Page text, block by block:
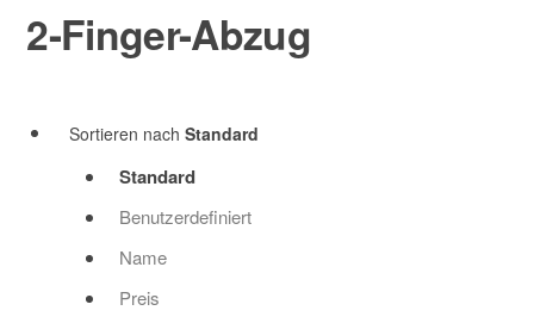
0
2-Finger-Abzug
Sortieren nachStandard
Standard
Benutzerdefiniert
Name
Preis